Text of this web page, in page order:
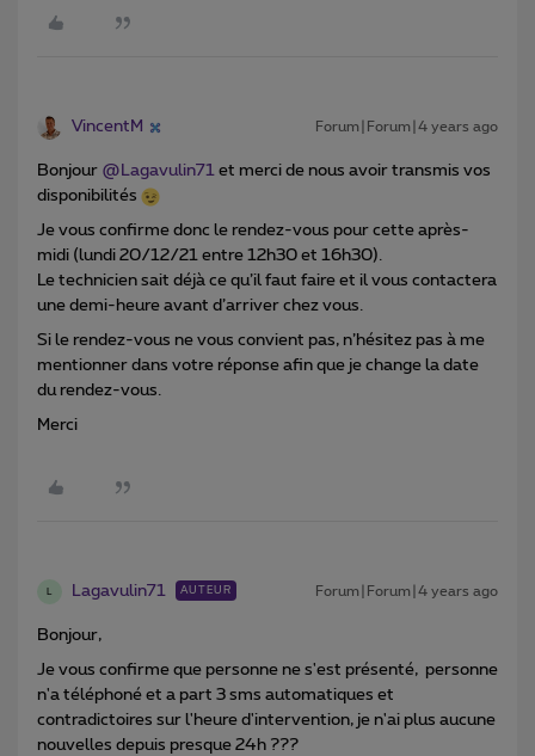
VincentM Forum|Forum|4 years ago
Bonjour @Lagavulin71 et merci de nous avoir transmis vos
disponibilités
Je vous confirme donc le rendez-vous pour cette après-
midi (lundi 20/12/21 entre 12h30 et 16h30).
Le technicien sait déjà ce qu’il faut faire et il vous contactera
une demi-heure avant d’arriver chez vous.
Si le rendez-vous ne vous convient pas, n’hésitez pas à me
mentionner dans votre réponse afin que je change la date
du rendez-vous.
Merci
Lagavulin71 AUTEUR Forum|Forum|4 years ago
Bonjour,
Je vous confirme que personne ne s'est présenté, personne
n'a téléphoné et a part 3 sms automatiques et
contradictoires sur l'heure d'intervention, je n'ai plus aucune
nouvelles depuis presque 24h ???